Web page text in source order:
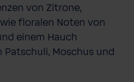
von Zitrone,
floralen Noten von
einem Hauch
Moschus und